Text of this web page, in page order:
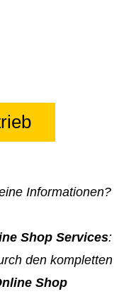
Informationen?
Shop Services:
den kompletten
Shop